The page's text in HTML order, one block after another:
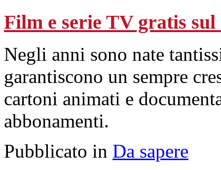
Film e serie TV gratis
Negli anni sono nate
garantiscono un sempre
cartoni animati e
abbonamenti.
Pubblicato in Da sapere